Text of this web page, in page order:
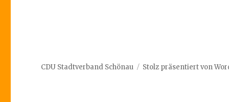
CDU Stadtverband Schönau Stolz präsentiert von